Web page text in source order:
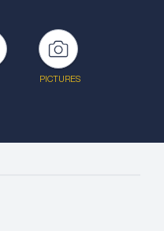
PICTURES